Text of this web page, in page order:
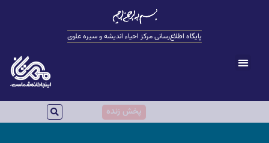
پایگاه اطلاع‌رسانی مرکز احیاء اندیشه و سیره علوی
پخش زنده